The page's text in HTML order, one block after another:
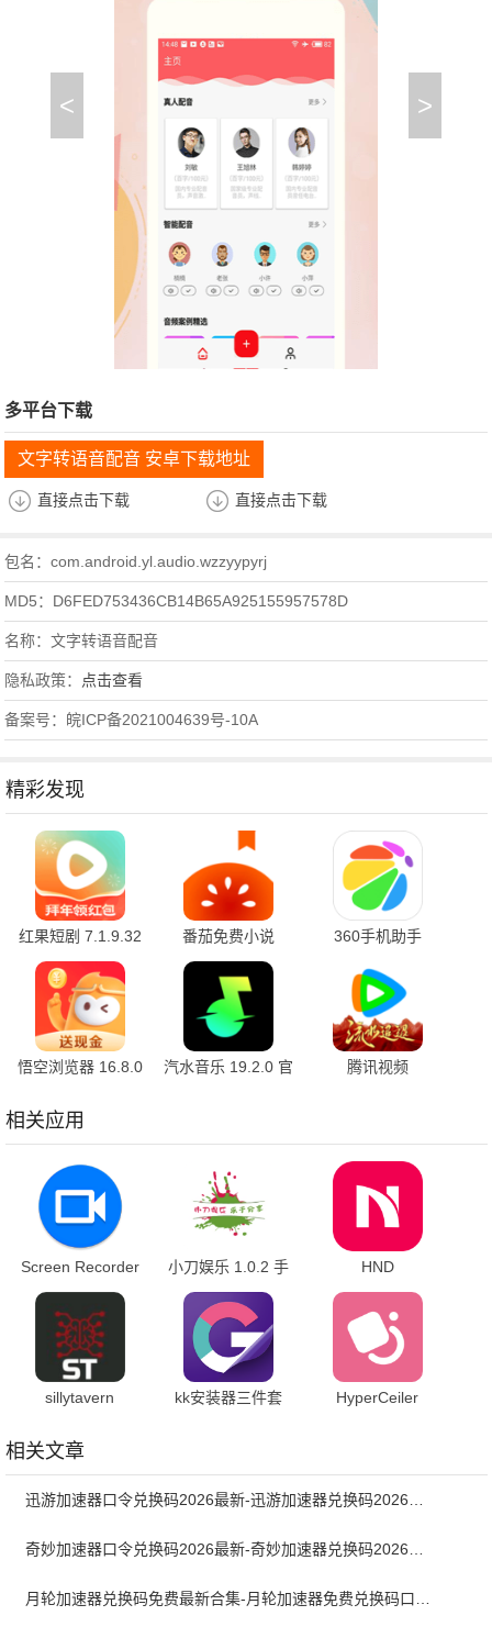
< >
多平台下载
文字转语音配音 安卓下载地址
直接点击下载 直接点击下载
包名：com.android.yl.audio.wzzyypyrj
MD5：D6FED753436CB14B65A925155957578D
名称：文字转语音配音
隐私政策： 点击查看
备案号：皖ICP备2021004639号-10A
精彩发现
红果短剧 7.1.9.32
官方版
番茄免费小说
7.1.9.32 安卓版
360手机助手
悟空浏览器 16.8.0
汽水音乐 19.2.0 官
腾讯视频
相关应用
Screen Recorder
1.2.6.7 最新版
小刀娱乐 1.0.2 手
机版
HND
1.0.51.250916 最
新版
sillytavern
方版
kk安装器三件套
HyperCeiler
相关文章